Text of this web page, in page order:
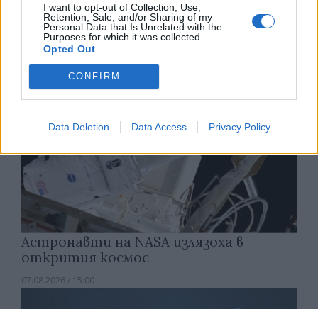
I want to opt-out of Collection, Use,
Retention, Sale, and/or Sharing of my
Personal Data that Is Unrelated with the
Purposes for which it was collected.
Opted Out
CONFIRM
Data Deletion Data Access Privacy Policy
07.08.2026 / 15:30
Астронавти на NASA излязоха в
открития космос
07.08.2026 / 15:00